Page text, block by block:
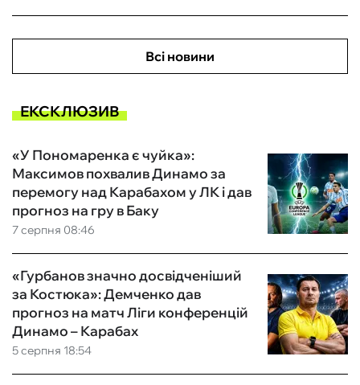
Всі новини
ЕКСКЛЮЗИВ
7 серпня 08:46
«У Пономаренка є чуйка»:
Максимов похвалив Динамо за
перемогу над Карабахом у ЛК і дав
прогноз на гру в Баку
5 серпня 18:54
«Гурбанов значно досвідченіший
за Костюка»: Демченко дав
прогноз на матч Ліги конференцій
Динамо – Карабах